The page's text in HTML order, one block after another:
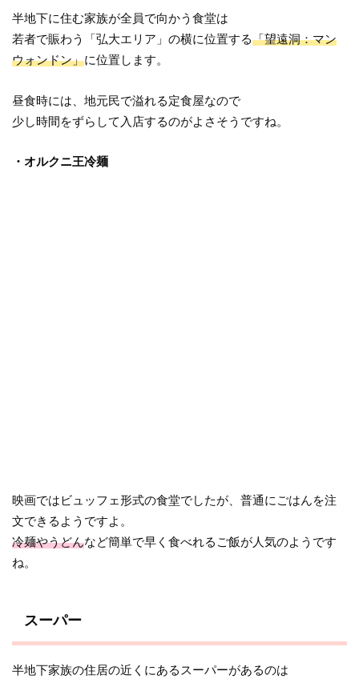
半地下に住む家族が全員で向かう食堂は
若者で賑わう「弘大エリア」の横に位置する「望遠洞：マン
ウォンドン」に位置します。
昼食時には、地元民で溢れる定食屋なので
少し時間をずらして入店するのがよさそうですね。
・オルクニ王冷麺
映画ではビュッフェ形式の食堂でしたが、普通にごはんを注
文できるようですよ。
冷麺やうどんなど簡単で早く食べれるご飯が人気のようです
ね。
スーパー
半地下家族の住居の近くにあるスーパーがあるのは